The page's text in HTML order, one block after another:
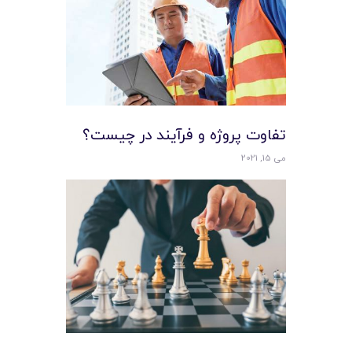
تفاوت پروژه و فرآيند در چيست؟
می 15, 2021